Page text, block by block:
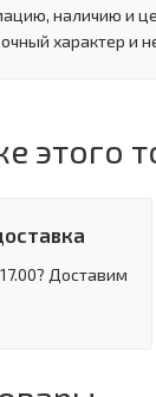
наличию и
характер и
этого
Доставим